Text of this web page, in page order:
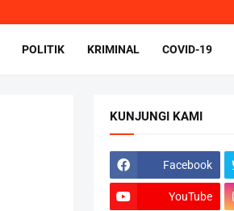
POLITIK KRIMINAL COVID-19
KUNJUNGI KAMI
Facebook
YouTube